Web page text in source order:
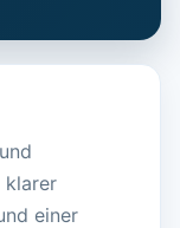
klarer
einer